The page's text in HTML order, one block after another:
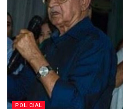
POLICIAL